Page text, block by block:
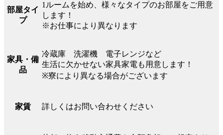
部屋タイ
プ
1ルームを始め、様々なタイプのお部屋をご用意
します！
※お仕事により異なります
家具・備
品
冷蔵庫 洗濯機 電子レンジなど
生活に欠かせない家具家電も用意します！
※寮により異なる場合がございます
家賃 詳しくはお問い合わせください